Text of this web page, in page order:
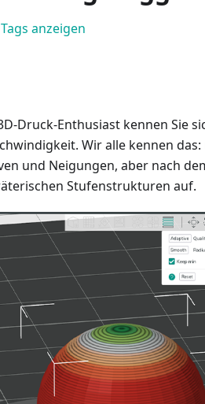
anzeigen
Druck-Enthusiast kennen Sie
Wir alle kennen
und Neigungen, aber nach
Stufenstrukturen auf.